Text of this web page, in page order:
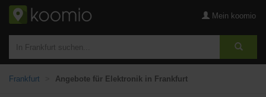
Mein koomio
Frankfurt Angebote für Elektronik in Frankfurt